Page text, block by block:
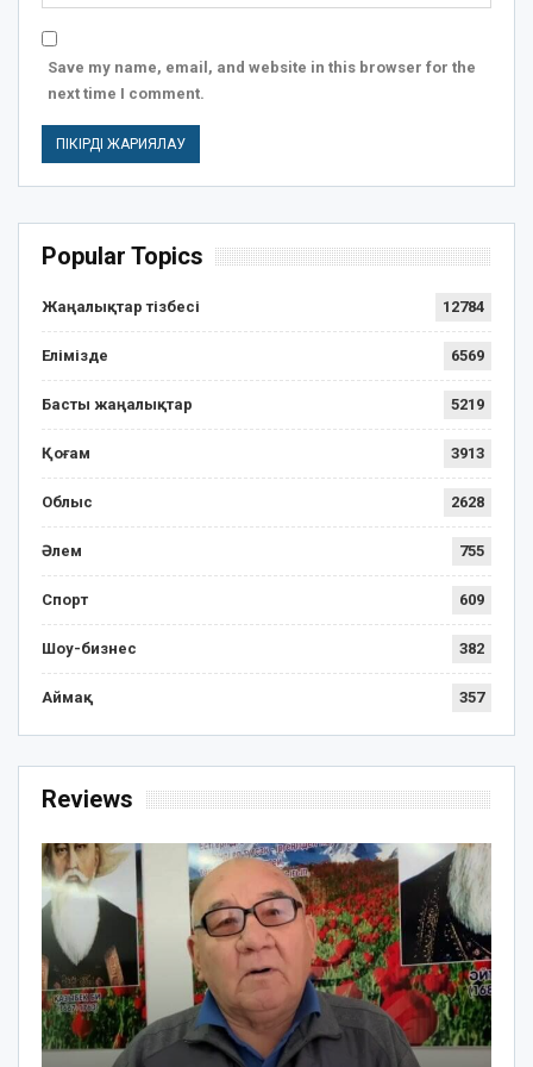
Save my name, email, and website in this browser for the
next time I comment.
Popular Topics
Жаңалықтар тізбесі 12784
Елімізде 6569
Басты жаңалықтар 5219
Қоғам 3913
Облыс 2628
Әлем 755
Спорт 609
Шоу-бизнес 382
Аймақ 357
Reviews